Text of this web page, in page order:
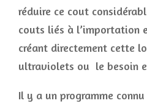
réduire ce cout
couts liés à l’importation
créant directement cette
ultraviolets ou le besoin
Il y a un programme